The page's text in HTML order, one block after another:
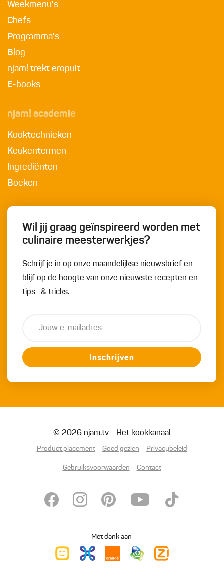
Weekmenu's
Chefs
Programma's
Blog
njam! trekt eropuit
E-books
njam! academie
Kooktechnieken
Keukentermen
Ingrediënten
Boeken
Wil jij graag geïnspireerd worden met
culinaire meesterwerkjes?
Schrijf je in op onze maandelijkse nieuwsbrief en
blijf op de hoogte van onze nieuwste recepten en
tips- & tricks.
Inschrijven
© 2026 njam.tv - Het kookkanaal
Product placement Goed gezien Privacybeleid
Gebruiksvoorwaarden Contact
Met dank aan